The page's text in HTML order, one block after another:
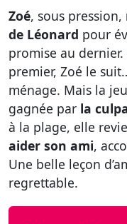
Zoé, sous pression,
de Léonard pour
promise au dernier.
premier, Zoé le
ménage. Mais la
gagnée par la
à la plage, elle
aider son ami,
Une belle leçon
regrettable.